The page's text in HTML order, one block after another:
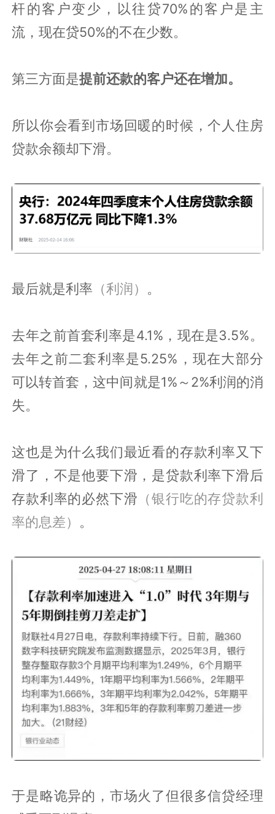
杆的客户变少，以往贷70%的客户是主
流，现在贷50%的不在少数。
第三方面是提前还款的客户还在增加。
所以你会看到市场回暖的时候，个人住房
贷款余额却下滑。
最后就是利率 （利润） 。
去年之前首套利率是4.1%，现在是3.5%。
去年之前二套利率是5.25%，现在大部分
可以转首套，这中间就是1%～2%利润的消
失。
这也是为什么我们最近看的存款利率又下
滑了，不是他要下滑，是贷款利率下滑后
存款利率的必然下滑 （银行吃的存贷款利
率的息差） 。
于是略诡异的，市场火了但很多信贷经理